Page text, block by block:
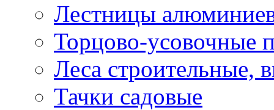
Лестницы
Торцово-усовочные
Леса строительные,
Тачки садовые